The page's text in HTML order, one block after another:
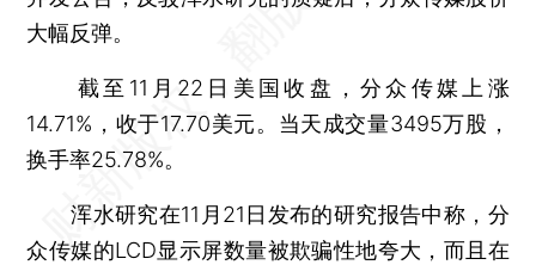
大幅反弹。
截至11月22日美国收盘，分众传媒上涨
14.71%，收于17.70美元。当天成交量3495万股，
换手率25.78%。
浑水研究在11月21日发布的研究报告中称，分
众传媒的LCD显示屏数量被欺骗性地夸大，而且在